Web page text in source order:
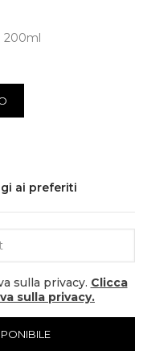
200ml
ai preferiti
sulla privacy. Clicca
sulla privacy.